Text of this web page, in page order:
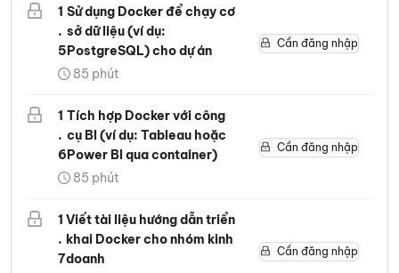
1
.
5
Sử dụng Docker để chạy cơ
sở dữ liệu (ví dụ:
PostgreSQL) cho dự án
85 phút
Cần đăng nhập
1
.
6
Tích hợp Docker với công
cụ BI (ví dụ: Tableau hoặc
Power BI qua container)
85 phút
Cần đăng nhập
1
.
7
Viết tài liệu hướng dẫn triển
khai Docker cho nhóm kinh
doanh
Cần đăng nhập